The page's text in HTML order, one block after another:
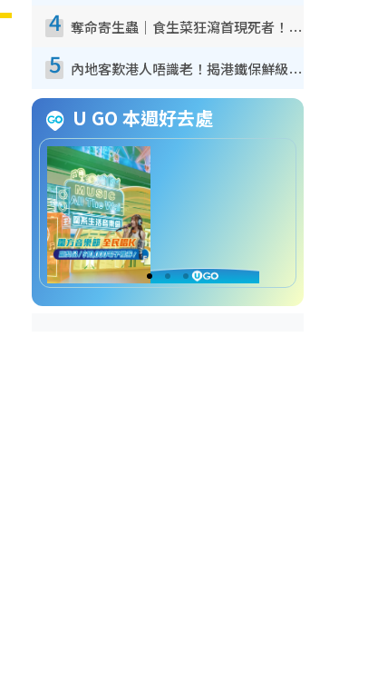
4 奪命寄生蟲｜食生菜狂瀉首現死者！疫潮惡化錄1.8萬宗病例 揭洗菜3大謬誤
5 內地客歎港人唔識老！揭港鐵保鮮級冷氣 港人求放過：咪投訴
U GO 本週好去處